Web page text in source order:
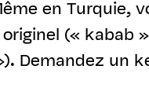
en
originel («
Demandez un